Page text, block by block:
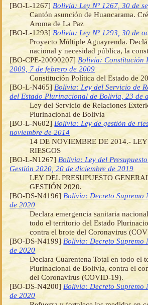
[BO-L-1267] Bolivia: Ley Nº 1267, 30 de
Cantón asunción de Huancarama.
Aroma de La Paz
[BO-L-1293] Bolivia: Ley Nº 1293, 30 de
Proyecto Múltiple Aguayrenda.
nacional y necesidad pública, la
[BO-CPE-20090207] Bolivia: Constitución
2009, 7 de febrero de 2009
Constitución Política del Estado de
[BO-L-N465] Bolivia: Ley del Servicio de
del Estado Plurinacional de Bolivia, 23 de
Ley del Servicio de Relaciones
Plurinacional de Bolivia
[BO-L-N602] Bolivia: Ley de gestión de
noviembre de 2014
14 DE NOVIEMBRE DE 2014.-
RIESGOS
[BO-L-N1267] Bolivia: Ley del
Gestión 2020, 20 de diciembre de 2019
LEY DEL PRESUPUESTO
GESTIÓN 2020.
[BO-DS-N4196] Bolivia: Decreto Supremo
de 2020
Declara emergencia sanitaria
todo el territorio del Estado
contra el brote del Coronavirus
[BO-DS-N4199] Bolivia: Decreto Supremo
de 2020
Declara Cuarentena Total en todo el
Plurinacional de Bolivia, contra el
del Coronavirus (COVID-19).
[BO-DS-N4200] Bolivia: Decreto Supremo
de 2020